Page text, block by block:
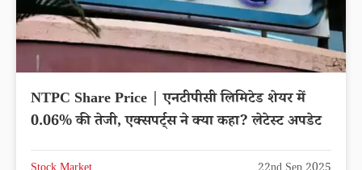
NTPC Share Price | एनटीपीसी लिमिटेड शेयर में
0.06% की तेजी, एक्सपर्ट्स ने क्या कहा? लेटेस्ट अपडेट